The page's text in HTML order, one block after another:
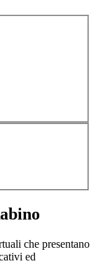
che presentano
ed